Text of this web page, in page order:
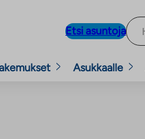
Etsi asuntoja
Asukkaalle